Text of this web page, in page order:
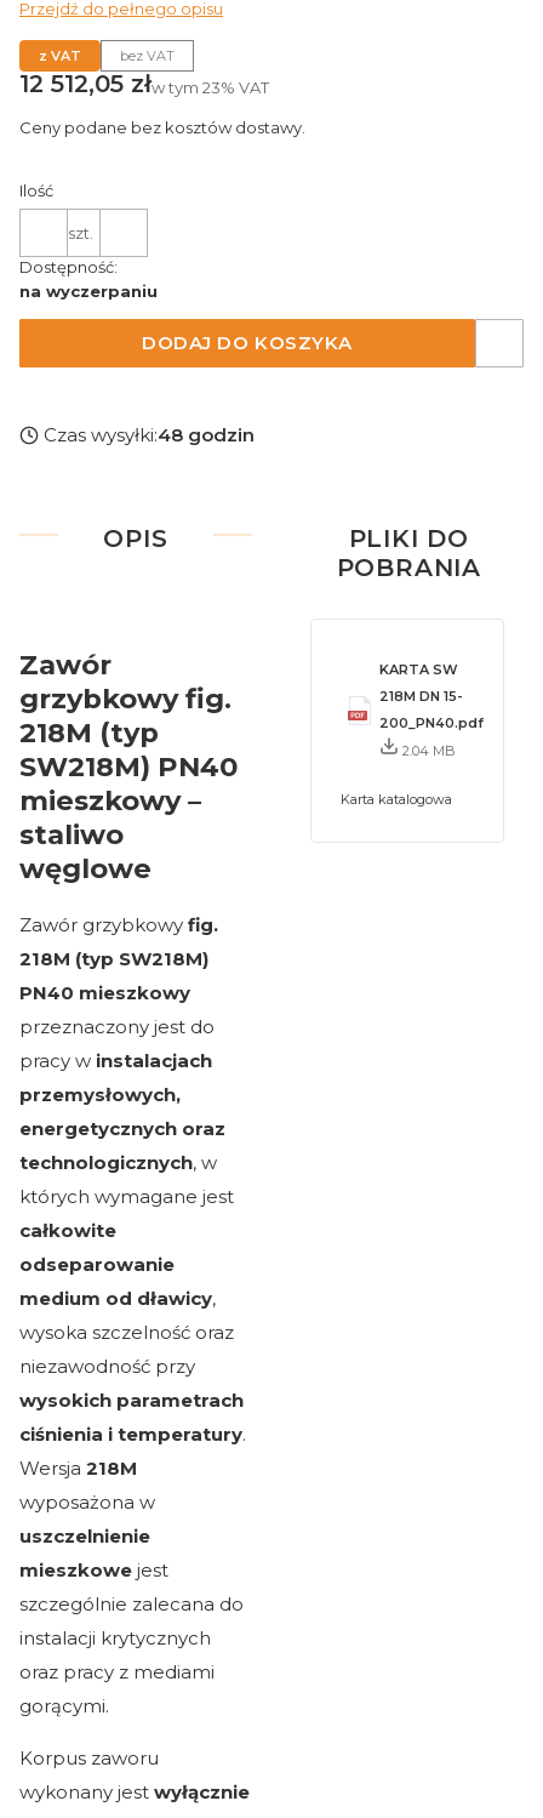
Przejdź do pełnego opisu
z VAT bez VAT
Cena
12 512,05 złw tym 23% VAT
Ceny podane bez kosztów dostawy.
Ilość
szt.
Dostępność:
na wyczerpaniu
DODAJ DO KOSZYKA
Czas wysyłki:48 godzin
OPIS
Zawór
grzybkowy fig.
218M (typ
SW218M) PN40
mieszkowy –
staliwo
węglowe
Zawór grzybkowy fig.
218M (typ SW218M)
PN40 mieszkowy
przeznaczony jest do
pracy w instalacjach
przemysłowych,
energetycznych oraz
technologicznych, w
których wymagane jest
całkowite
odseparowanie
medium od dławicy,
wysoka szczelność oraz
niezawodność przy
wysokich parametrach
ciśnienia i temperatury.
Wersja 218M
wyposażona w
uszczelnienie
mieszkowe jest
szczególnie zalecana do
instalacji krytycznych
oraz pracy z mediami
gorącymi.
Korpus zaworu
wykonany jest wyłącznie
PLIKI DO
POBRANIA
KARTA SW
218M DN 15-
200_PN40.pdf
2.04 MB
Karta katalogowa